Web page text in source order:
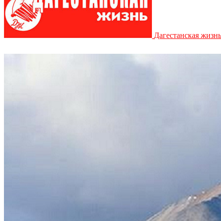
Дагестанская жизнь